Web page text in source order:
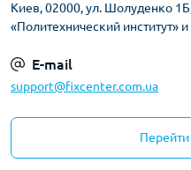
Киев, 02000, ул. Шолуденко
«Политехнический институт»
E-mail
support@fixcenter.com.ua